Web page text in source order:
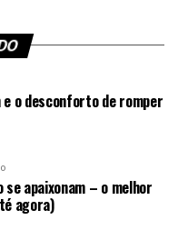
o desconforto de romper
se apaixonam – o melhor
agora)